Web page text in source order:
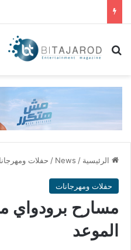
بحث عن
الرئيسية /
News
/ حفلات
حفلات ومهرجانات
مسارح برودواي
الموعد